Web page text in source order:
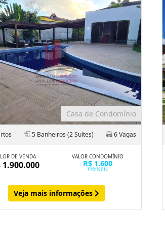
Casa de Condomínio
5 Banheiros (2 Suítes) 6 Vagas
DE VENDA
1.900.000
VALOR CONDOMÍNIO
R$ 1.600
mensais
Veja mais informações